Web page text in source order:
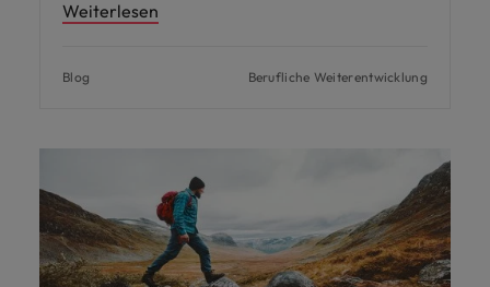
Weiterlesen
Blog Berufliche Weiterentwicklung